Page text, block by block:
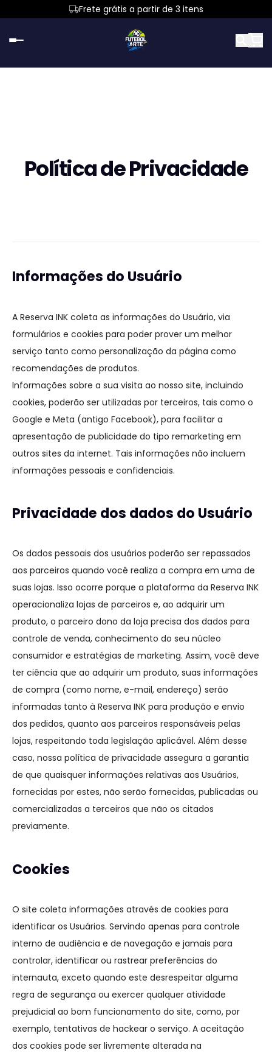
Frete grátis a partir de 3 itens
Política de Privacidade
Informações do Usuário
A Reserva INK coleta as informações do Usuário, via
formulários e cookies para poder prover um melhor
serviço tanto como personalização da página como
recomendações de produtos.
Informações sobre a sua visita ao nosso site, incluindo
cookies, poderão ser utilizadas por terceiros, tais como o
Google e Meta (antigo Facebook), para facilitar a
apresentação de publicidade do tipo remarketing em
outros sites da internet. Tais informações não incluem
informações pessoais e confidenciais.
Privacidade dos dados do Usuário
Os dados pessoais dos usuários poderão ser repassados
aos parceiros quando você realiza a compra em uma de
suas lojas. Isso ocorre porque a plataforma da Reserva INK
operacionaliza lojas de parceiros e, ao adquirir um
produto, o parceiro dono da loja precisa dos dados para
controle de venda, conhecimento do seu núcleo
consumidor e estratégias de marketing. Assim, você deve
ter ciência que ao adquirir um produto, suas informações
de compra (como nome, e-mail, endereço) serão
informadas tanto à Reserva INK para produção e envio
dos pedidos, quanto aos parceiros responsáveis pelas
lojas, respeitando toda legislação aplicável. Além desse
caso, nossa política de privacidade assegura a garantia
de que quaisquer informações relativas aos Usuários,
fornecidas por estes, não serão fornecidas, publicadas ou
comercializadas a terceiros que não os citados
previamente.
Cookies
O site coleta informações através de cookies para
identificar os Usuários. Servindo apenas para controle
interno de audiência e de navegação e jamais para
controlar, identificar ou rastrear preferências do
internauta, exceto quando este desrespeitar alguma
regra de segurança ou exercer qualquer atividade
prejudicial ao bom funcionamento do site, como, por
exemplo, tentativas de hackear o serviço. A aceitação
dos cookies pode ser livremente alterada na